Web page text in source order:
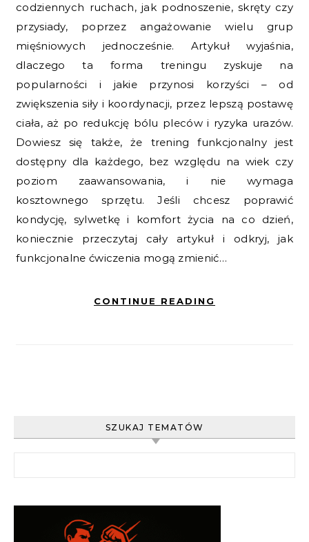
codziennych ruchach, jak podnoszenie, skręty czy
przysiady, poprzez angażowanie wielu grup
mięśniowych jednocześnie. Artykuł wyjaśnia,
dlaczego ta forma treningu zyskuje na
popularności i jakie przynosi korzyści – od
zwiększenia siły i koordynacji, przez lepszą postawę
ciała, aż po redukcję bólu pleców i ryzyka urazów.
Dowiesz się także, że trening funkcjonalny jest
dostępny dla każdego, bez względu na wiek czy
poziom zaawansowania, i nie wymaga
kosztownego sprzętu. Jeśli chcesz poprawić
kondycję, sylwetkę i komfort życia na co dzień,
koniecznie przeczytaj cały artykuł i odkryj, jak
funkcjonalne ćwiczenia mogą zmienić…
CONTINUE READING
SZUKAJ TEMATÓW